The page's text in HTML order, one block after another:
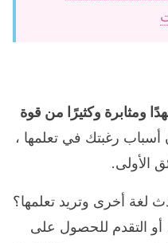
ومثابرة وكثيرًا من قوة
رغبتك في تعلمها ،
الأولى.
لغة أخرى وتريد تعلمها؟
التقدم للحصول على